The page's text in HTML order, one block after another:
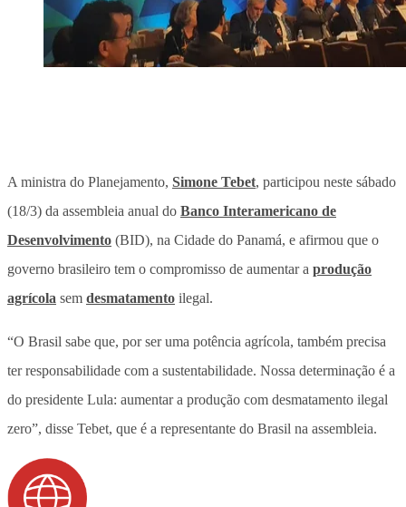
A ministra do Planejamento, Simone Tebet, participou neste sábado
(18/3) da assembleia anual do Banco Interamericano de
Desenvolvimento (BID), na Cidade do Panamá, e afirmou que o
governo brasileiro tem o compromisso de aumentar a produção
agrícola sem desmatamento ilegal.
“O Brasil sabe que, por ser uma potência agrícola, também precisa
ter responsabilidade com a sustentabilidade. Nossa determinação é a
do presidente Lula: aumentar a produção com desmatamento ilegal
zero”, disse Tebet, que é a representante do Brasil na assembleia.